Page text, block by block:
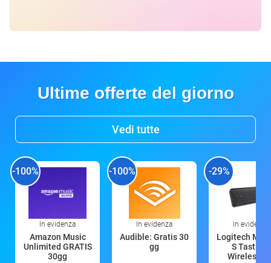
Ultime offerte del giorno
Vedi tutte
-100%
In evidenza
Amazon Music
Unlimited GRATIS
30gg
-100%
In evidenza
Audible: Gratis 30
gg
-29%
In evidenza
Logitech MX
S Tastiera
Wireless